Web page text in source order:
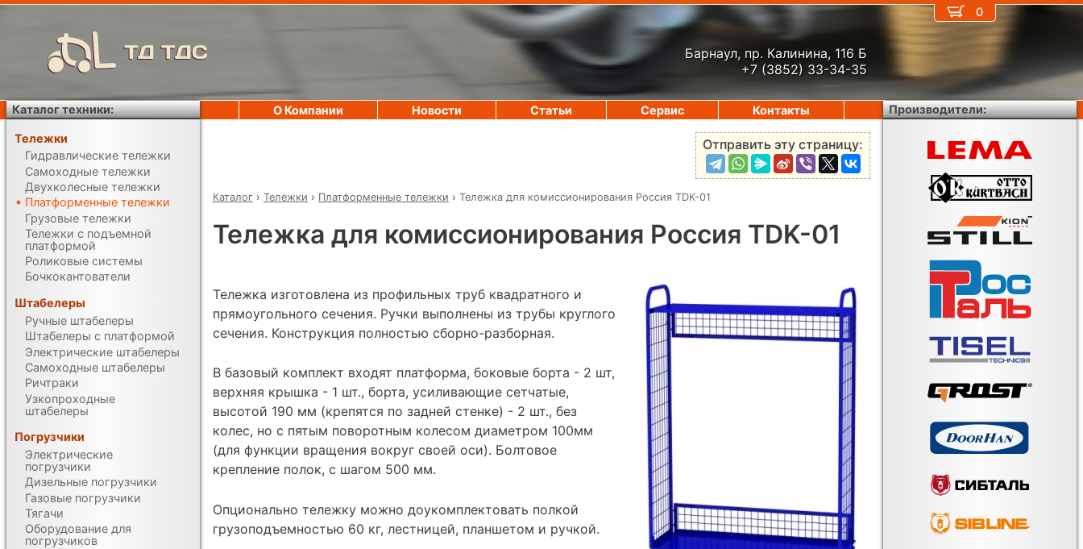
ТД ТДС
Барнаул, пр. Калинина, 116 Б
+7 (3852) 33-34-35
Отправить эту страницу:
Каталог › Тележки › Платформенные тележки › Тележка для комиссионирования Россия TDK-01
Тележка для комиссионирования Россия TDK-01
Тележка изготовлена из профильных труб квадратного и
прямоугольного сечения. Ручки выполнены из трубы круглого
сечения. Конструкция полностью сборно-разборная.
В базовый комплект входят платформа, боковые борта - 2 шт,
верхняя крышка - 1 шт., борта, усиливающие сетчатые,
высотой 190 мм (крепятся по задней стенке) - 2 шт., без
колес, но с пятым поворотным колесом диаметром 100мм
(для функции вращения вокруг своей оси). Болтовое
крепление полок, с шагом 500 мм.
Опционально тележку можно доукомплектовать полкой
грузоподъемностью 60 кг, лестницей, планшетом и ручкой.
0
О Компании Новости Статьи Сервис Контакты
Каталог техники:
Тележки
Гидравлические тележки
Самоходные тележки
Двухколесные тележки
Платформенные тележки
Грузовые тележки
Тележки с подъемной
платформой
Роликовые системы
Бочкокантователи
Штабелеры
Ручные штабелеры
Штабелеры с платформой
Электрические штабелеры
Самоходные штабелеры
Ричтраки
Узкопроходные
штабелеры
Погрузчики
Электрические
погрузчики
Дизельные погрузчики
Газовые погрузчики
Тягачи
Оборудование для
погрузчиков
Производители: